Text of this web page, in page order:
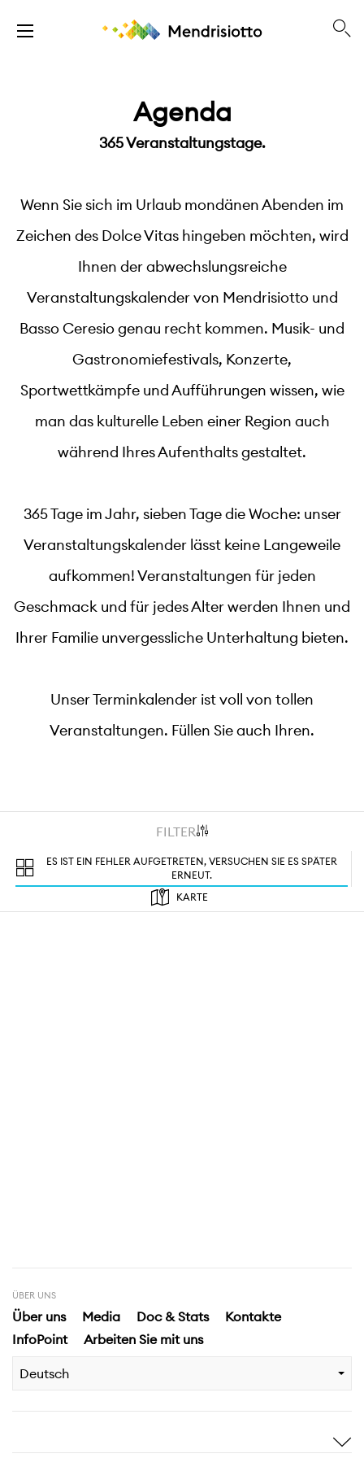
Agenda
365 Veranstaltungstage.
Wenn Sie sich im Urlaub mondänen Abenden im
Zeichen des Dolce Vitas hingeben möchten, wird
Ihnen der abwechslungsreiche
Veranstaltungskalender von Mendrisiotto und
Basso Ceresio genau recht kommen. Musik- und
Gastronomiefestivals, Konzerte,
Sportwettkämpfe und Aufführungen wissen, wie
man das kulturelle Leben einer Region auch
während Ihres Aufenthalts gestaltet.
365 Tage im Jahr, sieben Tage die Woche: unser
Veranstaltungskalender lässt keine Langeweile
aufkommen! Veranstaltungen für jeden
Geschmack und für jedes Alter werden Ihnen und
Ihrer Familie unvergessliche Unterhaltung bieten.
Unser Terminkalender ist voll von tollen
Veranstaltungen. Füllen Sie auch Ihren.
FILTER
ES IST EIN FEHLER AUFGETRETEN, VERSUCHEN SIE ES SPÄTER
ERNEUT.
KARTE
ÜBER UNS
Über uns Media Doc & Stats
Kontakte
InfoPoint
Arbeiten Sie mit uns
Deutsch